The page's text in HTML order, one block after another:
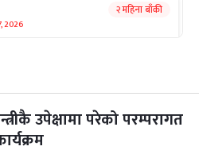
2026
२ महिना बाँकी
2026
२ महिना बाँकी
उपेक्षामा परेको परम्परागत